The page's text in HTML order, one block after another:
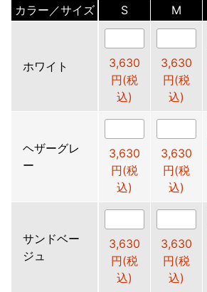
カラー／サイズ
S M
ホワイト
3,630
円(税
込)
3,630
円(税
込)
ヘザーグレ
ー
3,630
円(税
込)
3,630
円(税
込)
サンドベー
ジュ
3,630
円(税
込)
3,630
円(税
込)